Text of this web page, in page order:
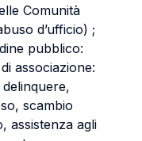
Comunità
d’ufficio) ;
pubblico:
associazione:
scambio
assistenza agli